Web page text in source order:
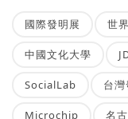
國際發明展 世
中國文化大學
SocialLab 台
Microchip 名